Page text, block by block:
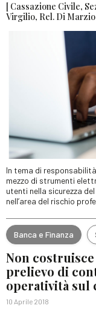
[ Cassazione Civile,
Virgilio, Rel. Di
In tema di
mezzo di strumenti
utenti nella sicurezza
nell’area del rischio
Banca e Finanza
Non
prelievo di
operatività sul
10 Aprile 2018